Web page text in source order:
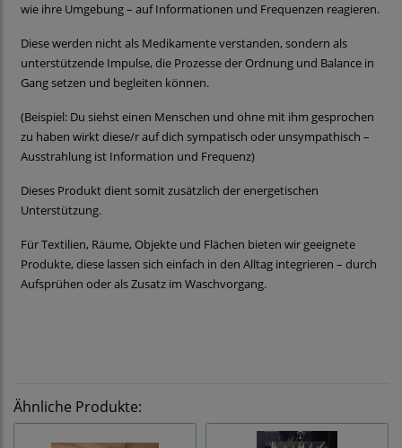
wie ihre Umgebung – auf Informationen und Frequenzen reagieren.
Diese werden nicht als Medikamente verstanden, sondern als
unterstützende Impulse, die Prozesse der Ordnung und Balance in
Gang setzen und begleiten können.
(Beispiel: Du siehst einen Menschen und ohne mit ihm gesprochen
zu haben wirkt diese/r auf dich sympatisch oder unsympathisch –
Ausstrahlung ist Information und Frequenz)
Dieses Produkt dient somit zusätzlich der energetischen
Unterstützung.
Für Textilien, Räume, Objekte und Flächen bieten wir geeignete
Produkte, diese lassen sich einfach in den Alltag integrieren – durch
Aufsprühen oder als Zusatz im Waschvorgang.
Ähnliche Produkte: